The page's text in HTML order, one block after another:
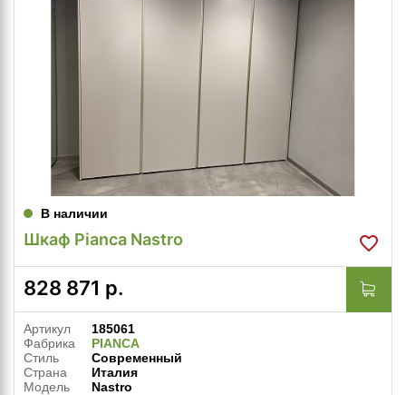
В наличии
Шкаф Pianca Nastro
828 871 р.
Артикул
185061
Фабрика
PIANCA
Стиль
Современный
Страна
Италия
Модель
Nastro